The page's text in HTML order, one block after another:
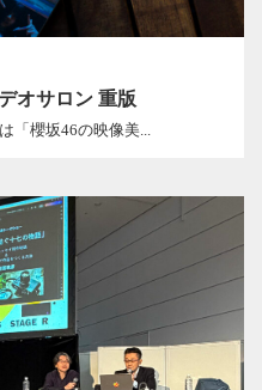
オサロン 重版
「櫻坂46の映像美...